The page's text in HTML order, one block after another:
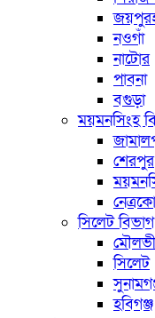
নওগাঁ
নাটোর
পাবনা
বগুড়া
ময়মনসিংহ
শেরপুর
সিলেট বিভাগ
সিলেট
হবিগঞ্জ